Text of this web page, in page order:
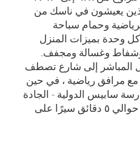
يعيشون في ناسك من
وحمام سباحة
وحدة بميزات المنزل
وشفاط وغسالة ومجفف.
المباشر إلى شارع تصطف
مع مرافق رياضية ، في حين
سابيس الدولية - الجادة
ومجمع المتاحف في غضون حوالي ٥ دقائق سيرًا على